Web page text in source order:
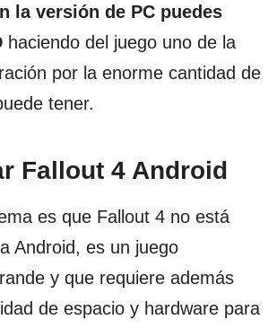
la versión de PC puedes
haciendo del juego uno de la
por la enorme cantidad de
tener.
Fallout 4 Android
es que Fallout 4 no está
Android, es un juego
y que requiere además
de espacio y hardware para